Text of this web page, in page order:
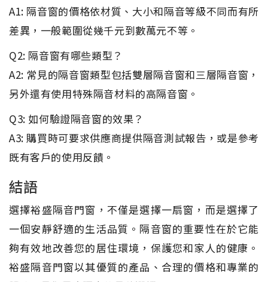
A1: 隔音窗的價格依材質、大小和隔音等級不同而有所
差異，一般範圍從幾千元到數萬元不等。
Q2: 隔音窗有哪些類型？
A2: 常見的隔音窗類型包括雙層隔音窗和三層隔音窗，
另外還有使用特殊隔音材料的高隔音窗。
Q3: 如何驗證隔音窗的效果？
A3: 購買時可要求供應商提供隔音測試報告，或是參考
既有客戶的使用反饋。
結語
選擇裕盛隔音門窗，不僅是選擇一扇窗，而是選擇了
一個安靜舒適的生活品質。隔音窗的重要性在於它能
夠有效地改善您的居住環境，保護您和家人的健康。
裕盛隔音門窗以其優質的產品、合理的價格和專業的